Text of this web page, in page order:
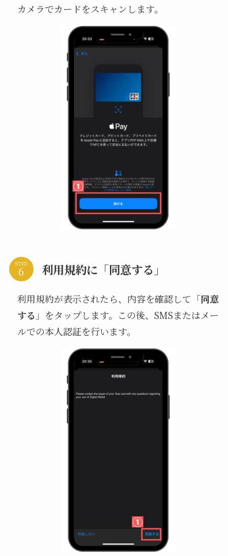
カメラでカードをスキャンします。
STEP 利用規約に「同意する」
利用規約が表示されたら、内容を確認して「同意
する 」をタップします。この後、SMSまたはメー
ルでの本人認証を行います。